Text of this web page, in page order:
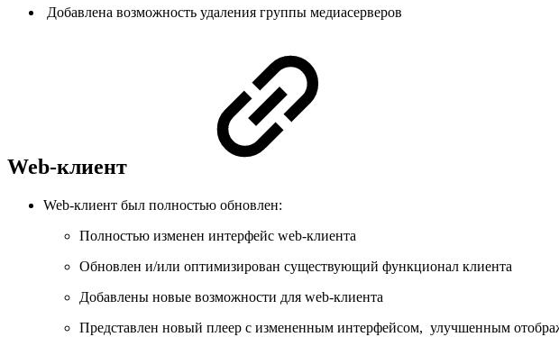
Добавлена возможность удаления группы медиасерверов
Web-клиент
Web-клиент был полностью обновлен:
Полностью изменен интерфейс web-клиента
Обновлен и/или оптимизирован существующий функционал клиента
Добавлены новые возможности для web-клиента
Представлен новый плеер с измененным интерфейсом, улучшенным